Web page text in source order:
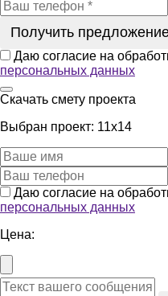
Получить
Даю согласие на
персональных данных
Скачать смету проекта
Выбран проект: 11x14
Даю согласие на
персональных данных
Цена: